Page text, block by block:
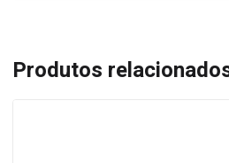
Produtos